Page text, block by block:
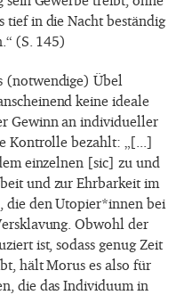
tief in die Nacht beständig
(S. 145)
(notwendige) Übel
keine ideale
Gewinn an individueller
Kontrolle bezahlt: „[...]
einzelnen [sic] zu und
und zur Ehrbarkeit im
die den Utopier*innen bei
Obwohl der
ist, sodass genug Zeit
hält Morus es also für
die das Individuum in